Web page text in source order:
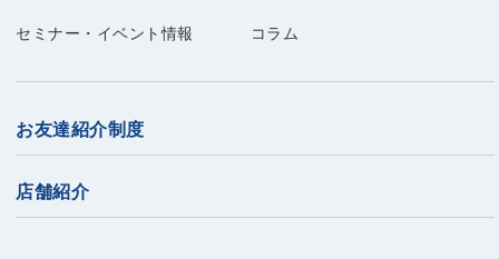
セミナー・イベント情報 コラム
お友達紹介制度
店舗紹介